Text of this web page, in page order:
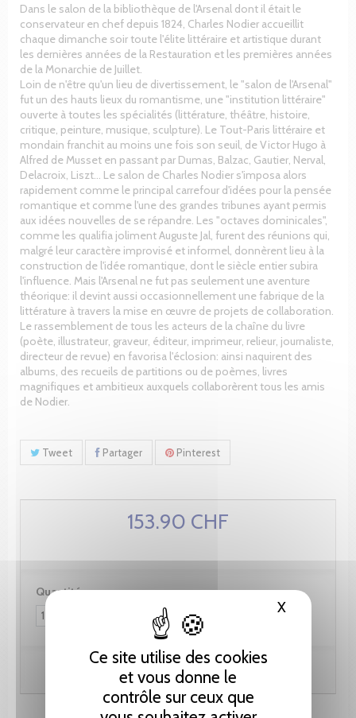
Ce site utilise des cookies
et vous donne le
contrôle sur ceux que
XMasquer
Dans le salon de la bibliothèque de l'Arsenal dont il était le
conservateur en chef depuis 1824, Charles Nodier accueillit
chaque dimanche soir toute l'élite littéraire et artistique durant
les dernières années de la Restauration et les premières années
de la Monarchie de Juillet.
Loin de n'être qu'un lieu de divertissement, le "salon de l'Arsenal"
fut un des hauts lieux du romantisme, une "institution littéraire"
ouverte à toutes les spécialités (littérature, théâtre, histoire,
critique, peinture, musique, sculpture). Le Tout-Paris littéraire et
mondain franchit au moins une fois son seuil, de Victor Hugo à
Alfred de Musset en passant par Dumas, Balzac, Gautier, Nerval,
Delacroix, Liszt... Le salon de Charles Nodier s'imposa alors
rapidement comme le principal carrefour d'idées pour la pensée
romantique et comme l'une des grandes tribunes ayant permis
aux idées nouvelles de se répandre. Les "octaves dominicales",
comme les qualifia joliment Auguste Jal, furent des réunions qui,
malgré leur caractère improvisé et informel, donnèrent lieu à la
construction de l'idée romantique, dont le siècle entier subira
l'influence. Mais l'Arsenal ne fut pas seulement une aventure
théorique: il devint aussi occasionnellement une fabrique de la
littérature à travers la mise en œuvre de projets de collaboration.
Le rassemblement de tous les acteurs de la chaîne du livre
(poète, illustrateur, graveur, éditeur, imprimeur, relieur, journaliste,
directeur de revue) en favorisa l'éclosion: ainsi naquirent des
albums, des recueils de partitions ou de poèmes, livres
magnifiques et ambitieux auxquels collaborèrent tous les amis
de Nodier.
Tweet Partager Pinterest
153.90 CHF
Quantité :
Ajouter au panier